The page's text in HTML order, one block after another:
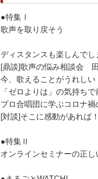
●特集Ⅰ
歌声を取り戻そう
ディスタンスも楽しんで
[鼎談]歌声の悩み相談会
今、歌えることがうれし
「ゼロよりは」の気持ち
プロ合唱団に学ぶコロナ
[対談]そこに感動があれ
●特集Ⅱ
オンラインセミナーの正